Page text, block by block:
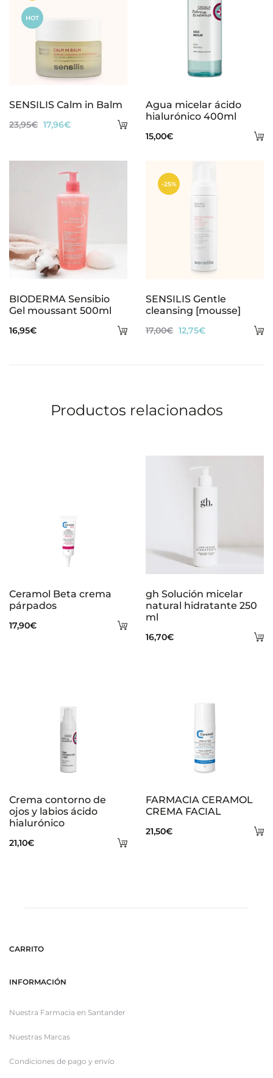
HOT
Añadir
carrito
SENSILIS Calm in Balm
23,95€ El
original
23,95€.
17,96€El
actual
es:
17,96€.
Agua micelar ácido
hialurónico 400ml
15,00€
Añadir
BIODERMA Sensibio
Gel moussant 500ml
16,95€
-25%
SENSILIS Gentle
cleansing [mousse]
17,00€ El
17,00€.
12,75€El
12,75€.
Productos relacionados
Añadir
Ceramol Beta crema
párpados
17,90€
gh Solución micelar
natural hidratante 250
ml
16,70€
Añadir
Crema contorno de
ojos y labios ácido
hialurónico
21,10€
FARMACIA CERAMOL
CREMA FACIAL
21,50€
CARRITO
INFORMACIÓN
Nuestra Farmacia en Santander
Nuestras Marcas
Condiciones de pago y envío